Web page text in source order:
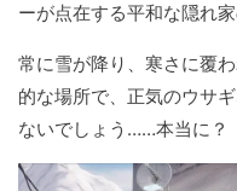
ーが点在する平和な隠れ家
常に雪が降り、寒さに覆
的な場所で、正気のウサ
ないでしょう……本当に？